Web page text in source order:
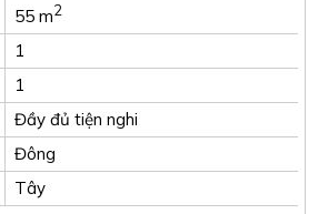
55 m2
1
1
Đầy đủ tiện nghi
Đông
Tây